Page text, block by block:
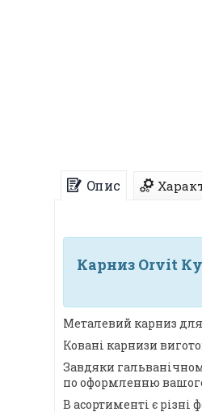
Опис
Карниз Orvit
Металевий карниз
Ковані карнизи
Завдяки
по оформленню
В асортименті є